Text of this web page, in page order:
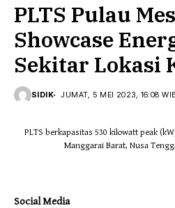
PLTS Pulau
Showcase
Sekitar Lokasi
SIDIK JUMAT, 5 MEI 2023, 16:08
PLTS berkapasitas 530 kilowatt peak
Manggarai Barat, Nusa
Social Media